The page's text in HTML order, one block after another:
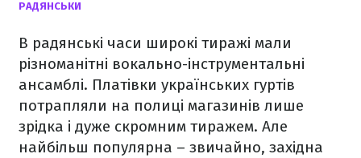
РАДЯНСЬКИ
В радянські часи широкі тиражі мали
різноманітні вокально-інструментальні
ансамблі. Платівки українських гуртів
потрапляли на полиці магазинів лише
зрідка і дуже скромним тиражем. Але
найбільш популярна – звичайно, західна